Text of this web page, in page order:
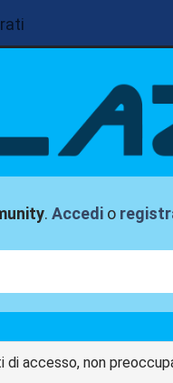
.Accedi o
accesso, non